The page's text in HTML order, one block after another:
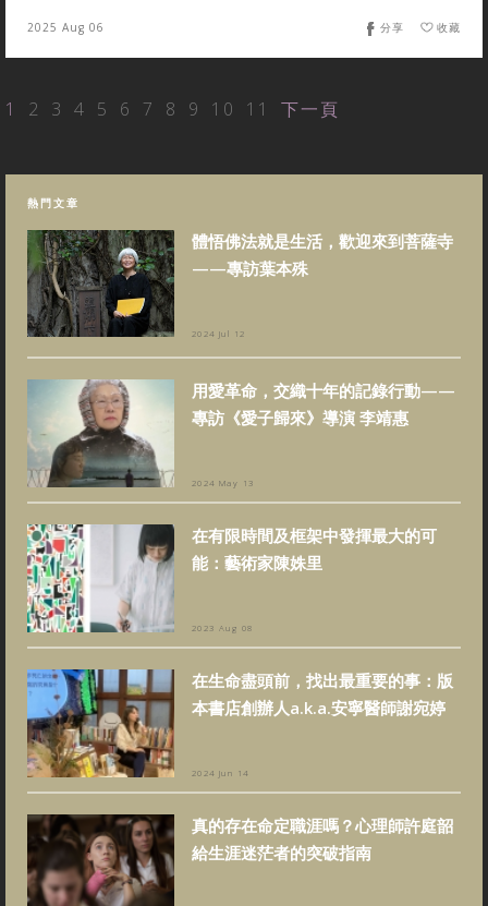
2025 Aug 06 收藏
分享
1 2 3 4 5 6 7 8 9 10 11 下一頁
熱門文章
體悟佛法就是生活，歡迎來到菩薩寺
——專訪葉本殊
2024 Jul 12
用愛革命，交織十年的記錄行動——
專訪《愛子歸來》導演 李靖惠
2024 May 13
在有限時間及框架中發揮最大的可
能：藝術家陳姝里
2023 Aug 08
在生命盡頭前，找出最重要的事：版
本書店創辦人a.k.a.安寧醫師謝宛婷
2024 Jun 14
真的存在命定職涯嗎？心理師許庭韶
給生涯迷茫者的突破指南